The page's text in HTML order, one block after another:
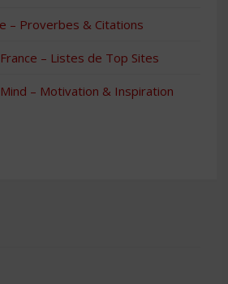
– Proverbes & Citations
– Listes de Top Sites
– Motivation & Inspiration